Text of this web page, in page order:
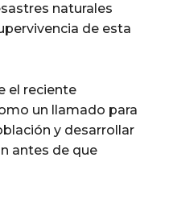
naturales
de esta
el reciente
un llamado para
y desarrollar
antes de que